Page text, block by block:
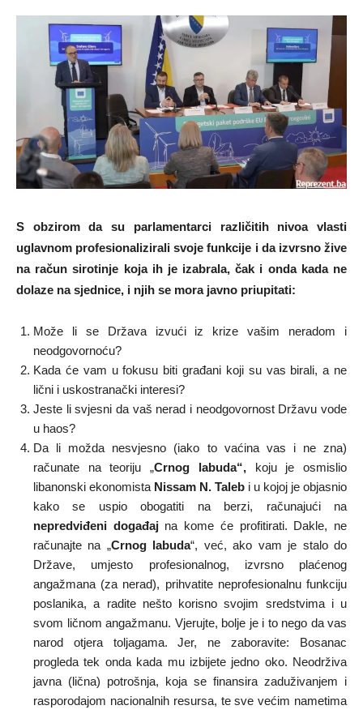
S obzirom da su parlamentarci različitih nivoa vlasti
uglavnom profesionalizirali svoje funkcije i da izvrsno žive
na račun sirotinje koja ih je izabrala, čak i onda kada ne
dolaze na sjednice, i njih se mora javno priupitati:
Može li se Država izvući iz krize vašim neradom i
neodgovornoću?
Kada će vam u fokusu biti građani koji su vas birali, a ne
lični i uskostranački interesi?
Jeste li svjesni da vaš nerad i neodgovornost Državu vode
u haos?
Da li možda nesvjesno (iako to vaćina vas i ne zna)
računate na teoriju „Crnog labuda“,koju je osmislio
libanonski ekonomista Nissam N. Taleb i u kojoj je objasnio
kako se uspio obogatiti na berzi, računajući na
nepredviđeni događajna kome će profitirati. Dakle, ne
računajte na „Crnog labuda“, već, ako vam je stalo do
Države, umjesto profesionalnog, izvrsno plaćenog
angažmana (za nerad), prihvatite neprofesionalnu funkciju
poslanika, a radite nešto korisno svojim sredstvima i u
svom ličnom angažmanu. Vjerujte, bolje je i to nego da vas
narod otjera toljagama. Jer, ne zaboravite: Bosanac
progleda tek onda kada mu izbijete jedno oko. Neodrživa
javna (lična) potrošnja, koja se finansira zaduživanjem i
rasporodajom nacionalnih resursa, te sve većim nametima